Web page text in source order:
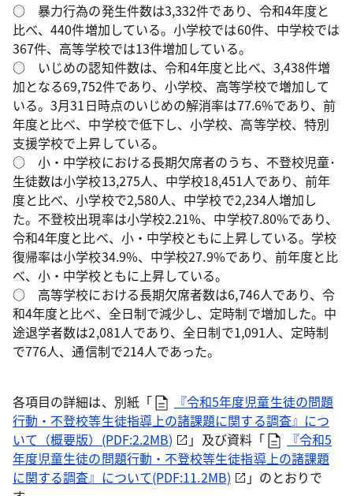
○ 暴力行為の発生件数は3,332件であり、令和4年度と
比べ、440件増加している。小学校では60件、中学校では
367件、高等学校では13件増加している。
○ いじめの認知件数は、令和4年度と比べ、3,438件増
加となる69,752件であり、小学校、高等学校で増加して
いる。3月31日時点のいじめの解消率は77.6%であり、前
年度と比べ、中学校で低下し、小学校、高等学校、特別
支援学校で上昇している。
○ 小・中学校における長期欠席者のうち、不登校児童･
生徒数は小学校13,275人、中学校18,451人であり、前年
度と比べ、小学校で2,580人、中学校で2,234人増加し
た。不登校出現率は小学校2.21%、中学校7.80%であり、
令和4年度と比べ、小・中学校ともに上昇している。学校
復帰率は小学校34.9%、中学校27.9%であり、前年度と比
べ、小・中学校ともに上昇している。
○ 高等学校における長期欠席者数は6,746人であり、令
和4年度と比べ、全日制で減少し、定時制で増加した。中
途退学者数は2,081人であり、全日制で1,091人、定時制
で776人、通信制で214人であった。
各項目の詳細は、別紙「
『令和5年度児童生徒の問題
行動・不登校等生徒指導上の諸課題に関する調査』につ
いて（概要版）(PDF:2.2MB)
」及び資料「
『令和5
年度児童生徒の問題行動・不登校等生徒指導上の諸課題
に関する調査』について(PDF:11.2MB)
」のとおりで